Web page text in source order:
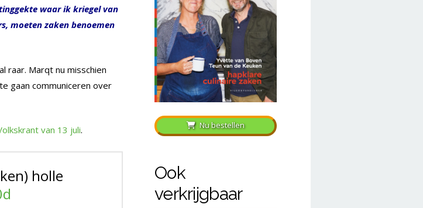
waar ik kriegel van
moeten zaken benoemen
raar. Marqt nu misschien
gaan communiceren over
van 13 juli.
holle
Nu bestellen
Ook
verkrijgbaar